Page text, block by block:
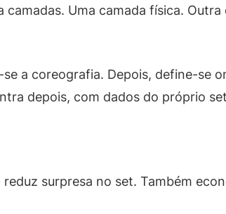
Uma camada física. Outra
a coreografia. Depois, define-se
depois, com dados do próprio
surpresa no set. Também